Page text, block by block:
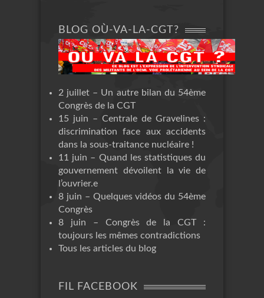
BLOG OÙ-VA-LA-CGT?
2 juillet – Un autre bilan du 54ème
Congrès de la CGT
15 juin – Centrale de Gravelines :
discrimination face aux accidents
dans la sous-traitance nucléaire !
11 juin – Quand les statistiques du
gouvernement dévoilent la vie de
l’ouvrier.e
8 juin – Quelques vidéos du 54ème
Congrès
8 juin – Congrès de la CGT :
toujours les mêmes contradictions
Tous les articles du blog
FIL FACEBOOK